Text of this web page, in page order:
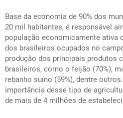
Base da economia de 90% dos
20 mil habitantes, é responsável
população economicamente ativa
dos brasileiros ocupados no
produção dos principais produtos
brasileiros, como o feijão (70%),
rebanho suíno (59%), dentre
importância desse tipo de
de mais de 4 milhões de